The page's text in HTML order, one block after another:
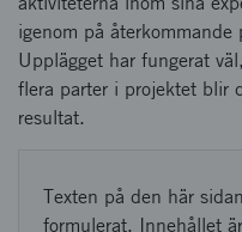
igenom på
Upplägget har fungerat
flera parter i projektet blir
resultat.
Texten på den här
formulerat. Innehållet